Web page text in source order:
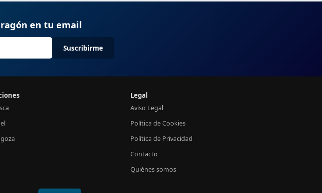
en tu email
Suscribirme
Legal
Aviso Legal
Política de Cookies
Política de Privacidad
Contacto
Quiénes somos